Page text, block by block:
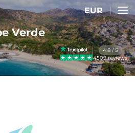
EUR
Verde
4.8 / 5
4509 reviews